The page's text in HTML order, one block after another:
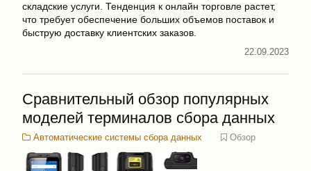
складские услуги. Тенденция к онлайн торговле растет,
что требует обеспечение больших объемов поставок и
быструю доставку клиентских заказов.
22.09.2023
Сравнительный обзор популярных
моделей терминалов сбора данных
Автоматические системы сбора данных Обзор